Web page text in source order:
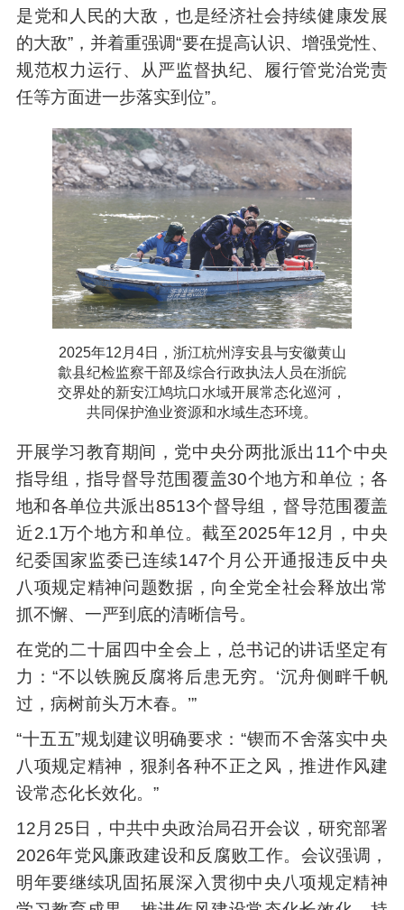
是党和人民的大敌，也是经济社会持续健康发展
的大敌”，并着重强调“要在提高认识、增强党性、
规范权力运行、从严监督执纪、履行管党治党责
任等方面进一步落实到位”。
2025年12月4日，浙江杭州淳安县与安徽黄山
歙县纪检监察干部及综合行政执法人员在浙皖
交界处的新安江鸠坑口水域开展常态化巡河，
共同保护渔业资源和水域生态环境。
开展学习教育期间，党中央分两批派出11个中央
指导组，指导督导范围覆盖30个地方和单位；各
地和各单位共派出8513个督导组，督导范围覆盖
近2.1万个地方和单位。截至2025年12月，中央
纪委国家监委已连续147个月公开通报违反中央
八项规定精神问题数据，向全党全社会释放出常
抓不懈、一严到底的清晰信号。
在党的二十届四中全会上，总书记的讲话坚定有
力：“不以铁腕反腐将后患无穷。‘沉舟侧畔千帆
过，病树前头万木春。’”
“十五五”规划建议明确要求：“锲而不舍落实中央
八项规定精神，狠刹各种不正之风，推进作风建
设常态化长效化。”
12月25日，中共中央政治局召开会议，研究部署
2026年党风廉政建设和反腐败工作。会议强调，
明年要继续巩固拓展深入贯彻中央八项规定精神